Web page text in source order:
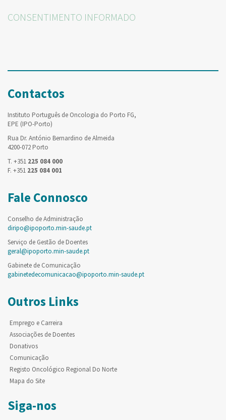
CONSENTIMENTO INFORMADO
Contactos
Instituto Português de Oncologia do Porto FG,
EPE (IPO-Porto)
Rua Dr. António Bernardino de Almeida
4200-072 Porto
T. +351 225 084 000
F. +351 225 084 001
Fale Connosco
Conselho de Administração
diripo@ipoporto.min-saude.pt
Serviço de Gestão de Doentes
geral@ipoporto.min-saude.pt
Gabinete de Comunicação
gabinetedecomunicacao@ipoporto.min-saude.pt
Outros Links
Emprego e Carreira
Associações de Doentes
Donativos
Comunicação
Registo Oncológico Regional Do Norte
Mapa do Site
Siga-nos